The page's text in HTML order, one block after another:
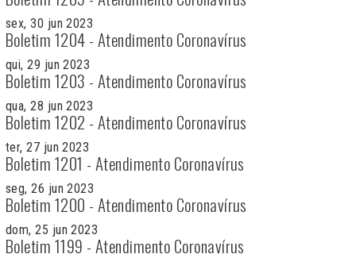
sex, 30 jun 2023
Boletim 1204 - Atendimento Coronavírus
qui, 29 jun 2023
Boletim 1203 - Atendimento Coronavírus
qua, 28 jun 2023
Boletim 1202 - Atendimento Coronavírus
ter, 27 jun 2023
Boletim 1201 - Atendimento Coronavírus
seg, 26 jun 2023
Boletim 1200 - Atendimento Coronavírus
dom, 25 jun 2023
Boletim 1199 - Atendimento Coronavírus